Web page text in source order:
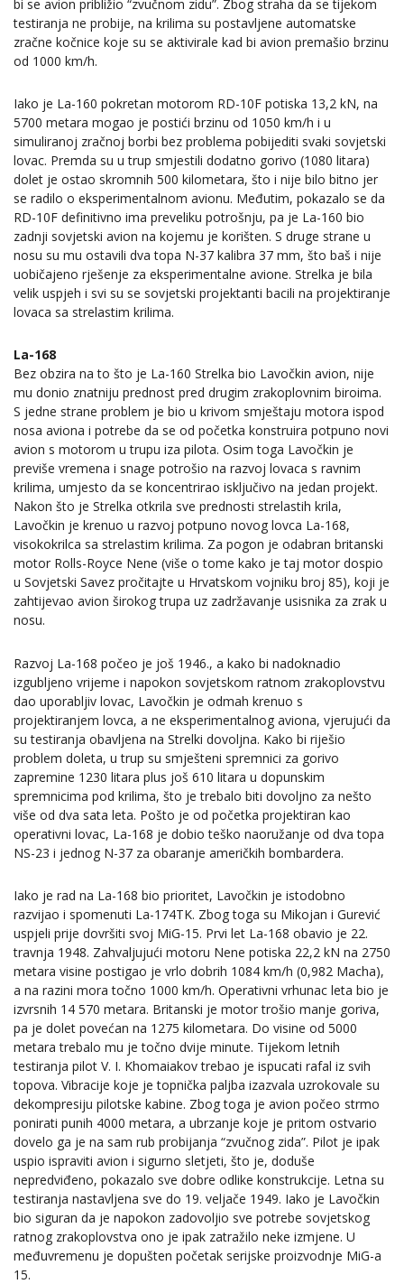
bi se avion približio “zvučnom zidu”. Zbog straha da se tijekom
testiranja ne probije, na krilima su postavljene automatske
zračne kočnice koje su se aktivirale kad bi avion premašio brzinu
od 1000 km/h.
Iako je La-160 pokretan motorom RD-10F potiska 13,2 kN, na
5700 metara mogao je postići brzinu od 1050 km/h i u
simuliranoj zračnoj borbi bez problema pobijediti svaki sovjetski
lovac. Premda su u trup smjestili dodatno gorivo (1080 litara)
dolet je ostao skromnih 500 kilometara, što i nije bilo bitno jer
se radilo o eksperimentalnom avionu. Međutim, pokazalo se da
RD-10F definitivno ima preveliku potrošnju, pa je La-160 bio
zadnji sovjetski avion na kojemu je korišten. S druge strane u
nosu su mu ostavili dva topa N-37 kalibra 37 mm, što baš i nije
uobičajeno rješenje za eksperimentalne avione. Strelka je bila
velik uspjeh i svi su se sovjetski projektanti bacili na projektiranje
lovaca sa strelastim krilima.
La-168
Bez obzira na to što je La-160 Strelka bio Lavočkin avion, nije
mu donio znatniju prednost pred drugim zrakoplovnim biroima.
S jedne strane problem je bio u krivom smještaju motora ispod
nosa aviona i potrebe da se od početka konstruira potpuno novi
avion s motorom u trupu iza pilota. Osim toga Lavočkin je
previše vremena i snage potrošio na razvoj lovaca s ravnim
krilima, umjesto da se koncentrirao isključivo na jedan projekt.
Nakon što je Strelka otkrila sve prednosti strelastih krila,
Lavočkin je krenuo u razvoj potpuno novog lovca La-168,
visokokrilca sa strelastim krilima. Za pogon je odabran britanski
motor Rolls-Royce Nene (više o tome kako je taj motor dospio
u Sovjetski Savez pročitajte u Hrvatskom vojniku broj 85), koji je
zahtijevao avion širokog trupa uz zadržavanje usisnika za zrak u
nosu.
Razvoj La-168 počeo je još 1946., a kako bi nadoknadio
izgubljeno vrijeme i napokon sovjetskom ratnom zrakoplovstvu
dao uporabljiv lovac, Lavočkin je odmah krenuo s
projektiranjem lovca, a ne eksperimentalnog aviona, vjerujući da
su testiranja obavljena na Strelki dovoljna. Kako bi riješio
problem doleta, u trup su smješteni spremnici za gorivo
zapremine 1230 litara plus još 610 litara u dopunskim
spremnicima pod krilima, što je trebalo biti dovoljno za nešto
više od dva sata leta. Pošto je od početka projektiran kao
operativni lovac, La-168 je dobio teško naoružanje od dva topa
NS-23 i jednog N-37 za obaranje američkih bombardera.
Iako je rad na La-168 bio prioritet, Lavočkin je istodobno
razvijao i spomenuti La-174TK. Zbog toga su Mikojan i Gurević
uspjeli prije dovršiti svoj MiG-15. Prvi let La-168 obavio je 22.
travnja 1948. Zahvaljujući motoru Nene potiska 22,2 kN na 2750
metara visine postigao je vrlo dobrih 1084 km/h (0,982 Macha),
a na razini mora točno 1000 km/h. Operativni vrhunac leta bio je
izvrsnih 14 570 metara. Britanski je motor trošio manje goriva,
pa je dolet povećan na 1275 kilometara. Do visine od 5000
metara trebalo mu je točno dvije minute. Tijekom letnih
testiranja pilot V. I. Khomaiakov trebao je ispucati rafal iz svih
topova. Vibracije koje je topnička paljba izazvala uzrokovale su
dekompresiju pilotske kabine. Zbog toga je avion počeo strmo
ponirati punih 4000 metara, a ubrzanje koje je pritom ostvario
dovelo ga je na sam rub probijanja “zvučnog zida”. Pilot je ipak
uspio ispraviti avion i sigurno sletjeti, što je, doduše
nepredviđeno, pokazalo sve dobre odlike konstrukcije. Letna su
testiranja nastavljena sve do 19. veljače 1949. Iako je Lavočkin
bio siguran da je napokon zadovoljio sve potrebe sovjetskog
ratnog zrakoplovstva ono je ipak zatražilo neke izmjene. U
međuvremenu je dopušten početak serijske proizvodnje MiG-a
15.